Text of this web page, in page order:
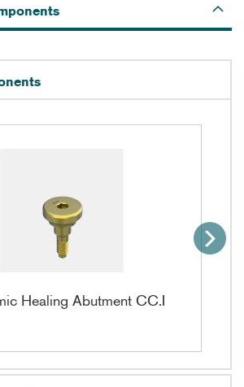
Healing Abutment CC.I